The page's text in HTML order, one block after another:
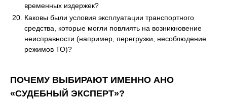
временных издержек?
Каковы были условия эксплуатации транспортного
средства, которые могли повлиять на возникновение
неисправности (например, перегрузки, несоблюдение
режимов ТО)?
ПОЧЕМУ ВЫБИРАЮТ ИМЕННО АНО
«СУДЕБНЫЙ ЭКСПЕРТ»?